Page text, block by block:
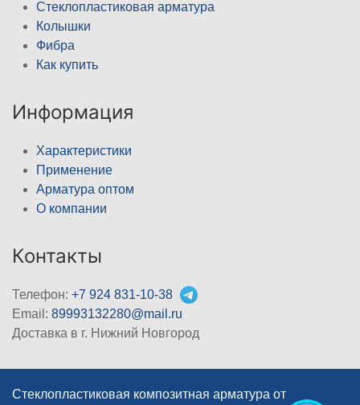
Стеклопластиковая арматура
Колышки
Фибра
Как купить
Информация
Характеристики
Применение
Арматура оптом
О компании
Контакты
Телефон: +7 924 831-10-38
Email: 89993132280@mail.ru
Доставка в г. Нижний Новгород
Стеклопластиковая композитная арматура от